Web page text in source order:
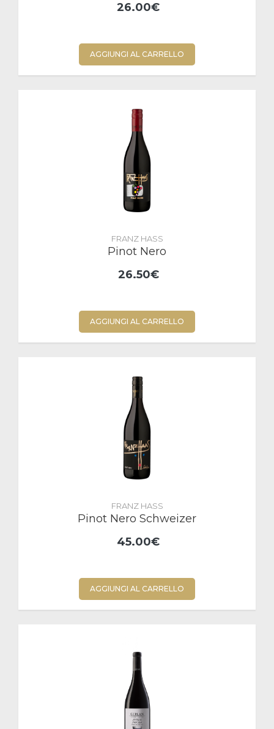
26.00€
AGGIUNGI AL CARRELLO
FRANZ HASS
Pinot Nero
26.50€
AGGIUNGI AL CARRELLO
FRANZ HASS
Pinot Nero Schweizer
45.00€
AGGIUNGI AL CARRELLO